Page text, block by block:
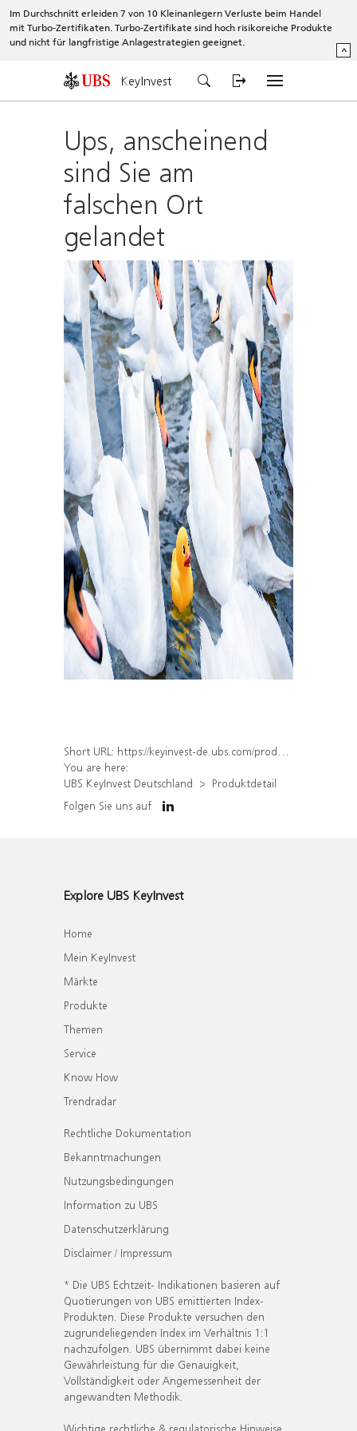
Im Durchschnitt erleiden 7 von 10 Kleinanlegern Verluste beim Handel
mit Turbo-Zertifikaten. Turbo-Zertifikate sind hoch risikoreiche Produkte
und nicht für langfristige Anlagestrategien geeignet.
^
KeyInvest
Ups, anscheinend
sind Sie am
falschen Ort
gelandet
Short URL: https://keyinvest-de.ubs.com/produkt/detail/index/isin/DE000WA5XSQ0
You are here:
UBS KeyInvest Deutschland
Produktdetail
Folgen Sie uns auf
Explore UBS KeyInvest
Home
Mein KeyInvest
Märkte
Produkte
Themen
Service
Know How
Trendradar
Rechtliche Dokumentation
Bekanntmachungen
Nutzungsbedingungen
Information zu UBS
Datenschutzerklärung
Disclaimer / Impressum
* Die UBS Echtzeit- Indikationen basieren auf
Quotierungen von UBS emittierten Index-
Produkten. Diese Produkte versuchen den
zugrundeliegenden Index im Verhältnis 1:1
nachzufolgen. UBS übernimmt dabei keine
Gewährleistung für die Genauigkeit,
Vollständigkeit oder Angemessenheit der
angewandten Methodik.